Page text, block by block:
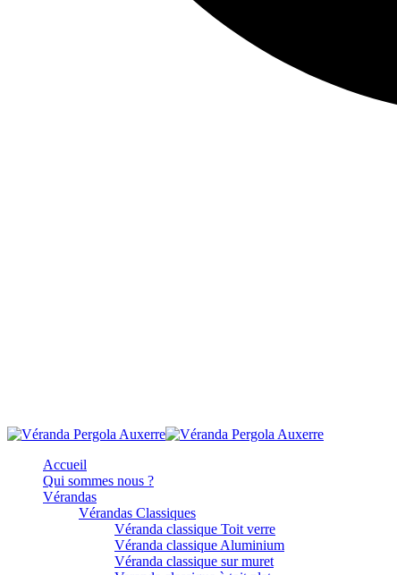
Accueil
Qui sommes nous ?
Vérandas
Vérandas Classiques
Véranda classique Toit verre
Véranda classique Aluminium
Véranda classique sur muret